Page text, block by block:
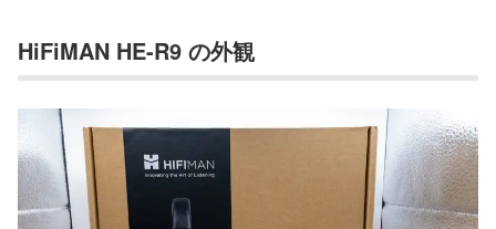
HiFiMAN HE-R9 の外観